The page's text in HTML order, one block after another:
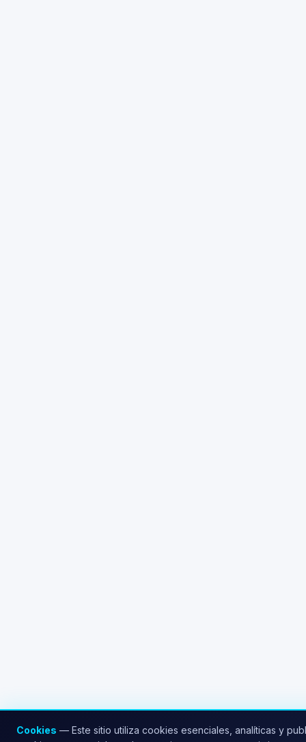
Cookies — Este sitio utiliza cookies esenciales, analíticas y